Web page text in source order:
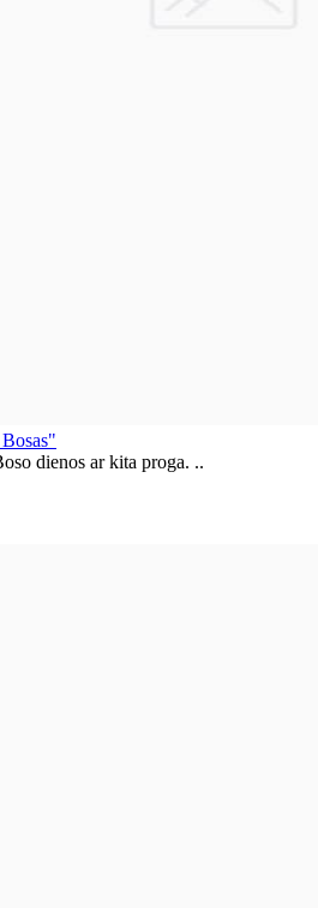
dienos ar kita proga. ..